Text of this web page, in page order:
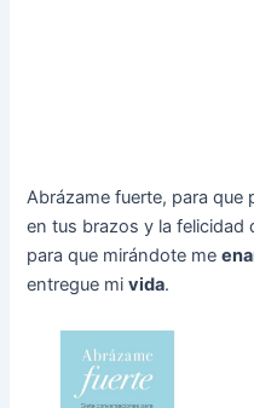
Abrázame fuerte, para
en tus brazos y la felicidad
para que mirándote me
entregue mivida.